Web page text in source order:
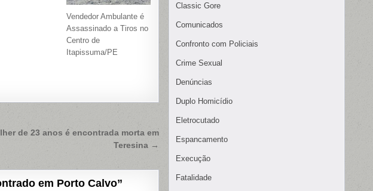
Vendedor Ambulante é
Assassinado a Tiros no
Centro de
Itapissuma/PE
de 23 anos é encontrada morta em
Teresina →
em Porto Calvo”
Classic Gore
Comunicados
Confronto com Policiais
Crime Sexual
Denúncias
Duplo Homicídio
Eletrocutado
Espancamento
Execução
Fatalidade